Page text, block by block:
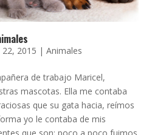
22, 2015 | Animales
de trabajo Maricel,
mascotas. Ella me contaba
que su gata hacia, reímos
yo le contaba de mis
que son; poco a poco fuimos